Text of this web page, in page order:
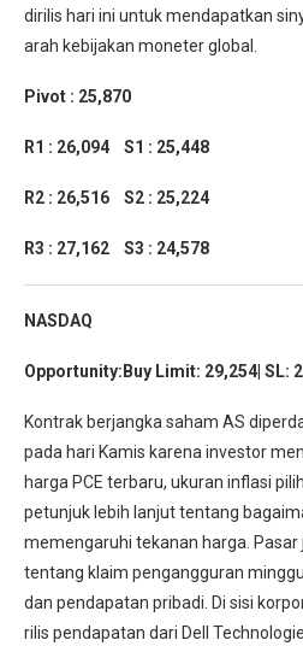
dirilis hari ini untuk mendapatkan
arah kebijakan moneter global.
Pivot : 25,870
R1 : 26,094 S1 : 25,448
R2 : 26,516 S2 : 25,224
R3 : 27,162 S3 : 24,578
NASDAQ
Opportunity:Buy Limit: 29,254| SL:
Kontrak berjangka saham AS
pada hari Kamis karena investor
harga PCE terbaru, ukuran inflasi
petunjuk lebih lanjut tentang
memengaruhi tekanan harga.
tentang klaim pengangguran
dan pendapatan pribadi. Di sisi
rilis pendapatan dari Dell